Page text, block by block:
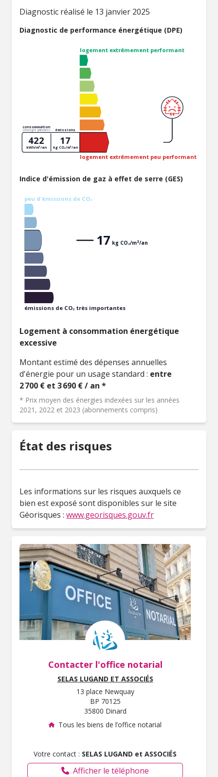
Diagnostic réalisé le 13 janvier 2025
Diagnostic de performance énergétique (DPE)
logement extrêmement performant
logement extrêmement peu performant
consommation
(énergie primaire) émissions
422
kWh/m²/an
17
kg CO₂/m²/an
Indice d'émission de gaz à effet de serre (GES)
peu d'émissions de CO₂
émissions de CO₂ très importantes
17 kg CO₂/m²/an
Logement à consommation énergétique
excessive
Montant estimé des dépenses annuelles
d'énergie pour un usage standard : entre
2 700 € et 3 690 € / an *
* Prix moyen des énergies indexées sur les années
2021, 2022 et 2023 (abonnements compris)
État des risques
Les informations sur les risques auxquels ce
bien est exposé sont disponibles sur le site
Géorisques : www.georisques.gouv.fr
Contacter l'office notarial
SELAS LUGAND ET ASSOCIÉS
13 place Newquay
BP 70125
35800 Dinard
Tous les biens de l’office notarial
Votre contact : SELAS LUGAND et ASSOCIÉS
Afficher le téléphone